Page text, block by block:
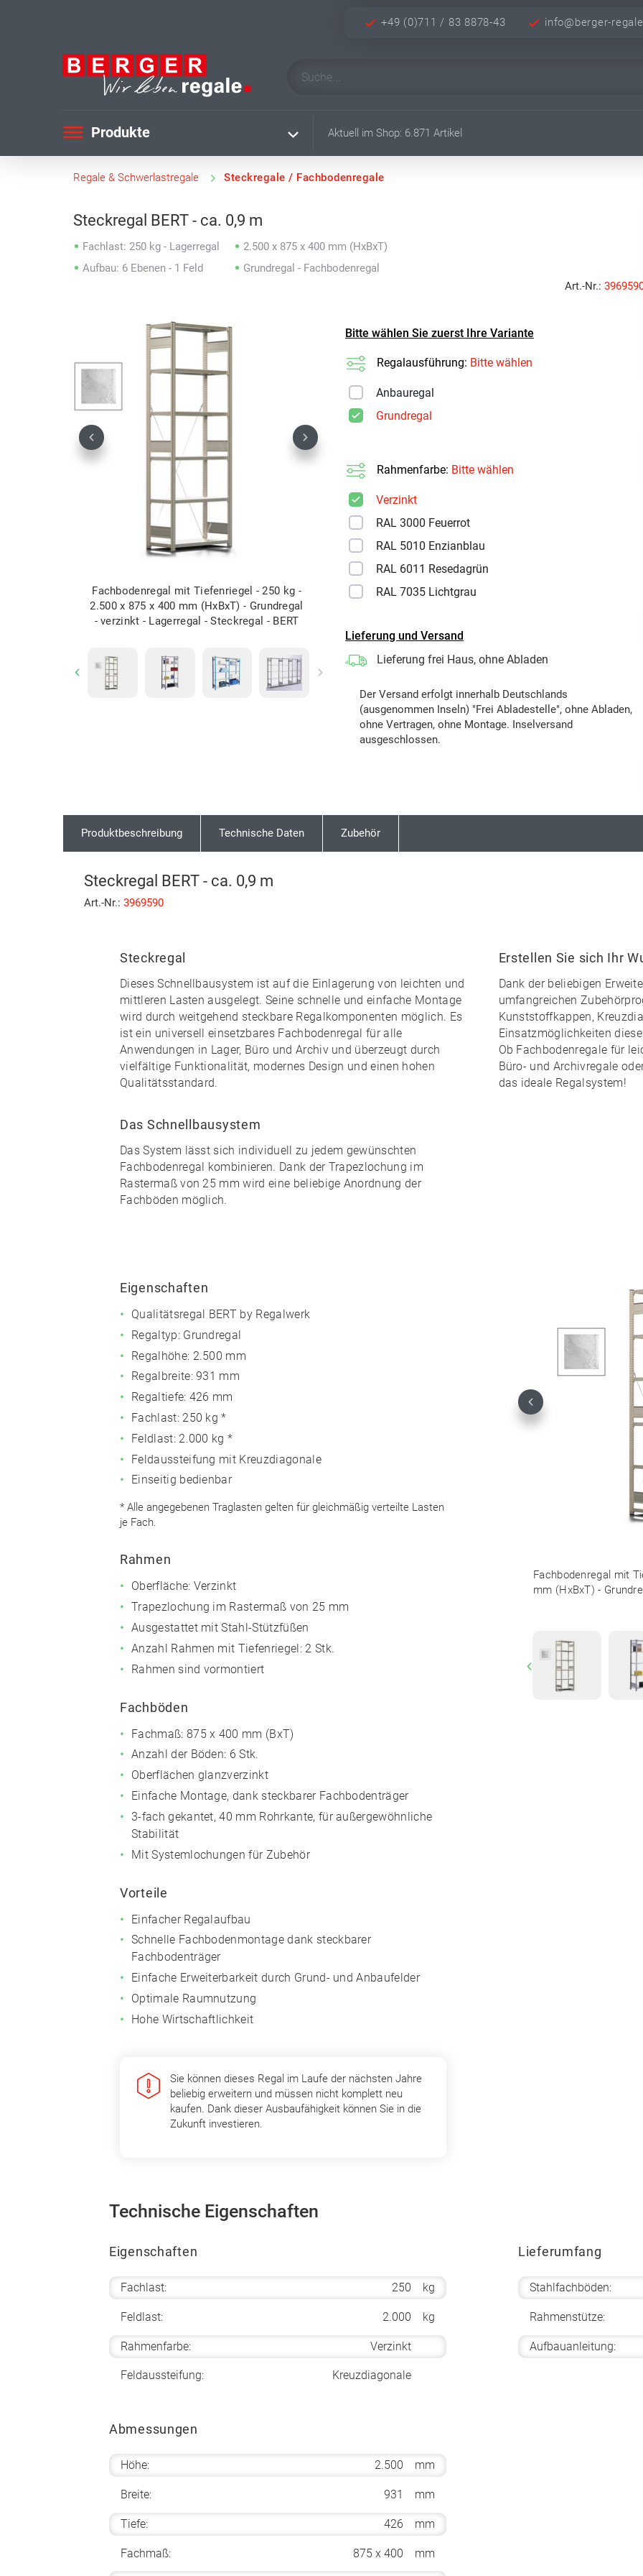
+49 (0)711 / 83 8878-43 info@berger-
Produkte Aktuell im Shop: 6.871 Artikel
Regale & Schwerlastregale Steckregale / Fachbodenregale
Steckregal BERT - ca. 0,9 m
Fachlast: 250 kg - Lagerregal
Aufbau: 6 Ebenen - 1 Feld
2.500 x 875 x 400 mm (HxBxT)
Grundregal - Fachbodenregal
Art.-Nr.:
Fachbodenregal mit Tiefenriegel - 250 kg -
2.500 x 875 x 400 mm (HxBxT) - Grundregal
- verzinkt - Lagerregal - Steckregal - BERT
Previous Next
Previous Next
Bitte wählen Sie zuerst Ihre Variante
Regalausführung: Bitte wählen
Anbauregal
Grundregal
Rahmenfarbe: Bitte wählen
Verzinkt
RAL 3000 Feuerrot
RAL 5010 Enzianblau
RAL 6011 Resedagrün
RAL 7035 Lichtgrau
Lieferung und Versand
Lieferung frei Haus, ohne Abladen
Der Versand erfolgt innerhalb Deutschlands
(ausgenommen Inseln) "Frei Abladestelle", ohne Abladen,
ohne Vertragen, ohne Montage. Inselversand
ausgeschlossen.
Produktbeschreibung Technische Daten Zubehör
Steckregal BERT - ca. 0,9 m
Art.-Nr.: 3969590
Steckregal
Dieses Schnellbausystem ist auf die Einlagerung von leichten und
mittleren Lasten ausgelegt. Seine schnelle und einfache Montage
wird durch weitgehend steckbareRegalkomponenten möglich. Es
ist ein universell einsetzbares Fachbodenregal für alle
Anwendungen in Lager, Büro und Archiv und überzeugt durch
vielfältige Funktionalität, modernes Design und einen hohen
Qualitätsstandard.
Das Schnellbausystem
Das System lässt sich individuell zu jedem gewünschten
Fachbodenregal kombinieren. Dank der Trapezlochung im
Rastermaß von 25 mm wird eine beliebige Anordnung der
Fachböden möglich.
Erstellen Sie sich Ihr
Dank der beliebigen
umfangreichen
Kunststoffkappen,
Einsatzmöglichkeiten
Ob Fachbodenregale für
Büro- und Archivregale
das ideale Regalsystem!
Eigenschaften
Qualitätsregal BERT by Regalwerk
Regaltyp: Grundregal
Regalhöhe: 2.500 mm
Regalbreite: 931 mm
Regaltiefe: 426 mm
Fachlast: 250 kg *
Feldlast: 2.000 kg *
Feldaussteifung mit Kreuzdiagonale
Einseitig bedienbar
* Alle angegebenen Traglasten gelten für gleichmäßig verteilte Lasten
je Fach.
Rahmen
Oberfläche: Verzinkt
Trapezlochung im Rastermaß von 25 mm
Ausgestattet mit Stahl-Stützfüßen
Anzahl Rahmen mit Tiefenriegel: 2 Stk.
Rahmen sind vormontiert
Fachböden
Fachmaß: 875 x 400 mm (BxT)
Anzahl der Böden: 6 Stk.
Oberflächen glanzverzinkt
Einfache Montage, dank steckbarer Fachbodenträger
3-fach gekantet, 40 mm Rohrkante, für außergewöhnliche
Stabilität
Mit Systemlochungen für Zubehör
Vorteile
Einfacher Regalaufbau
Schnelle Fachbodenmontage dank steckbarer
Fachbodenträger
Einfache Erweiterbarkeit durch Grund- und Anbaufelder
Optimale Raumnutzung
Hohe Wirtschaftlichkeit
Sie können dieses Regal im Laufe der nächsten Jahre
beliebig erweitern und müssen nicht komplett neu
kaufen. Dank dieser Ausbaufähigkeit können Sie in die
Zukunft investieren.
Fachbodenregal mit
mm (HxBxT) -
Previous
Previous
Technische Eigenschaften
Eigenschaften
Fachlast: 250 kg
Feldlast: 2.000 kg
Rahmenfarbe: Verzinkt
Feldaussteifung: Kreuzdiagonale
Abmessungen
Höhe: 2.500 mm
Breite: 931 mm
Tiefe: 426 mm
Fachmaß: 875 x 400 mm
Lieferumfang
Stahlfachböden:
Rahmenstütze:
Aufbauanleitung: